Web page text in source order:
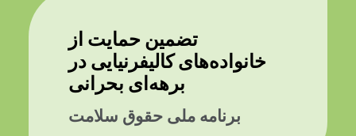
تضمین حمایت از
خانواده‌های کالیفرنیایی در
برهه‌ای بحرانی
برنامه ملی حقوق سلامت